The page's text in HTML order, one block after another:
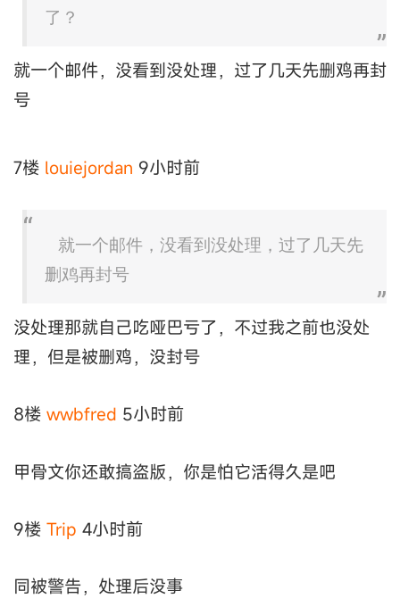
了？
就一个邮件，没看到没处理，过了几天先删鸡再封
号
7楼 louiejordan 9小时前
就一个邮件，没看到没处理，过了几天先
删鸡再封号
没处理那就自己吃哑巴亏了，不过我之前也没处
理，但是被删鸡，没封号
8楼 wwbfred 5小时前
甲骨文你还敢搞盗版，你是怕它活得久是吧
9楼 Trip 4小时前
同被警告，处理后没事